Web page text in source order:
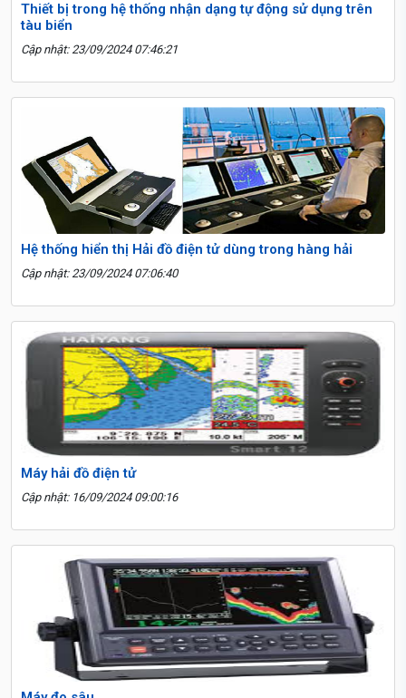
Thiết bị trong hệ thống nhận dạng tự động sử dụng trên
tàu biển
Cập nhật: 23/09/2024 07:46:21
Hệ thống hiển thị Hải đồ điện tử dùng trong hàng hải
Cập nhật: 23/09/2024 07:06:40
Máy hải đồ điện tử
Cập nhật: 16/09/2024 09:00:16